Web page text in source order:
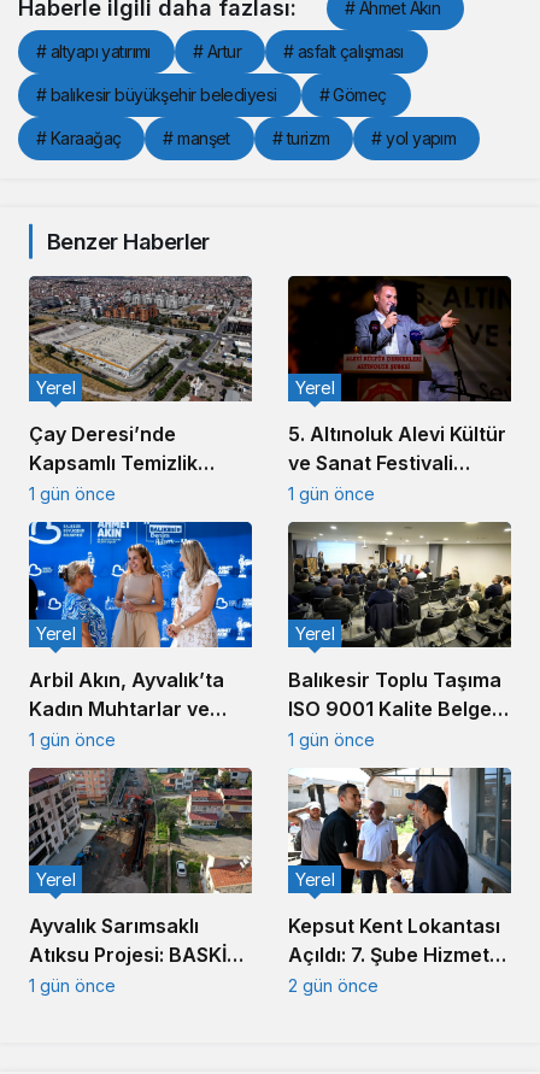
Haberle ilgili daha fazlası: # Ahmet Akın
# altyapı yatırımı # Artur # asfalt çalışması
# balıkesir büyükşehir belediyesi # Gömeç
# Karaağaç # manşet # turizm # yol yapım
Benzer Haberler
Çay Deresi’nde
Kapsamlı Temizlik
Çalışması Başlatıldı
Yerel
1 gün önce
5. Altınoluk Alevi Kültür
ve Sanat Festivali
Başladı
Yerel
1 gün önce
Arbil Akın, Ayvalık’ta
Kadın Muhtarlar ve
Muhtar Eşleriyle
Buluştu
Yerel
1 gün önce
Balıkesir Toplu Taşıma
ISO 9001 Kalite Belgesi
Aldı
Yerel
1 gün önce
Ayvalık Sarımsaklı
Atıksu Projesi: BASKİ
Altyapıda Hız Kesmiyor
Yerel
1 gün önce
Kepsut Kent Lokantası
Açıldı: 7. Şube Hizmete
Girdi
Yerel
2 gün önce